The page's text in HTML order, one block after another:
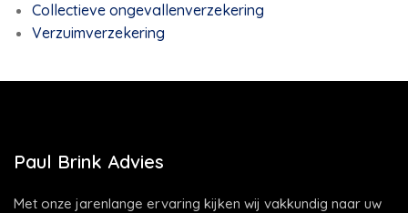
Collectieve ongevallenverzekering
Verzuimverzekering
Paul Brink Advies
Met onze jarenlange ervaring kijken wij vakkundig naar uw